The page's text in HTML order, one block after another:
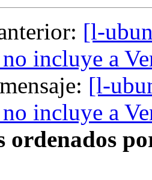
[l-
incluye a
[l-
incluye a
ordenados